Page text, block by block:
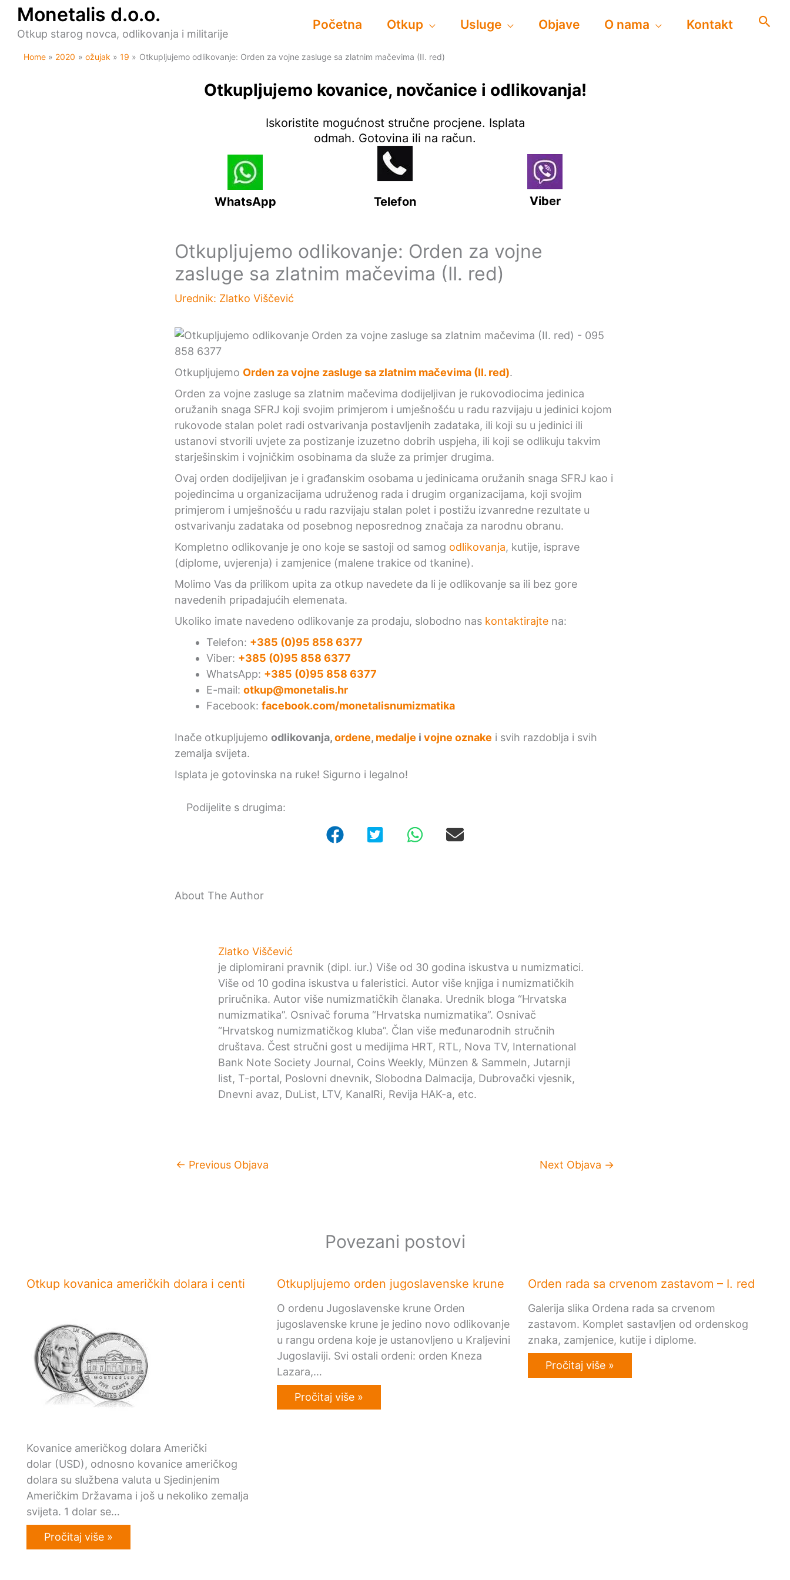
content
Monetalis d.o.o.
Otkup starog novca, odlikovanja i militarije
Početna Otkup Usluge Objave O nama Kontakt
Home 2020 ožujak 19 Otkupljujemo odlikovanje: Orden za vojne zasluge sa zlatnim mačevima (II. red)
Otkupljujemo kovanice, novčanice i odlikovanja!
Iskoristite mogućnost stručne procjene. Isplata
odmah. Gotovina ili na račun.
WhatsApp Viber
Telefon
Otkupljujemo odlikovanje: Orden za vojne
zasluge sa zlatnim mačevima (II. red)
Urednik: Zlatko Viščević
Otkupljujemo Orden za vojne zasluge sa zlatnim mačevima (II. red).
Orden za vojne zasluge sa zlatnim mačevima dodijeljivan je rukovodiocima jedinica
oružanih snaga SFRJ koji svojim primjerom i umješnošću u radu razvijaju u jedinici kojom
rukovode stalan polet radi ostvarivanja postavljenih zadataka, ili koji su u jedinici ili
ustanovi stvorili uvjete za postizanje izuzetno dobrih uspjeha, ili koji se odlikuju takvim
starješinskim i vojničkim osobinama da služe za primjer drugima.
Ovaj orden dodijeljivan je i građanskim osobama u jedinicama oružanih snaga SFRJ kao i
pojedincima u organizacijama udruženog rada i drugim organizacijama, koji svojim
primjerom i umješnošću u radu razvijaju stalan polet i postižu izvanredne rezultate u
ostvarivanju zadataka od posebnog neposrednog značaja za narodnu obranu.
Kompletno odlikovanje je ono koje se sastoji od samog odlikovanja, kutije, isprave
(diplome, uvjerenja) i zamjenice (malene trakice od tkanine).
Molimo Vas da prilikom upita za otkup navedete da li je odlikovanje sa ili bez gore
navedenih pripadajućih elemenata.
Ukoliko imate navedeno odlikovanje za prodaju, slobodno nas kontaktirajte na:
Telefon: +385 (0)95 858 6377
Viber: +385 (0)95 858 6377
WhatsApp: +385 (0)95 858 6377
E-mail: otkup@monetalis.hr
Facebook: facebook.com/monetalisnumizmatika
Inače otkupljujemo odlikovanja,ordene, medalje i vojne oznake i svih razdoblja i svih
zemalja svijeta.
Isplata je gotovinska na ruke! Sigurno i legalno!
Podijelite s drugima:
About The Author
Zlatko Viščević
je diplomirani pravnik (dipl. iur.) Više od 30 godina iskustva u numizmatici.
Više od 10 godina iskustva u faleristici. Autor više knjiga i numizmatičkih
priručnika. Autor više numizmatičkih članaka. Urednik bloga “Hrvatska
numizmatika”. Osnivač foruma “Hrvatska numizmatika”. Osnivač
“Hrvatskog numizmatičkog kluba”. Član više međunarodnih stručnih
društava. Čest stručni gost u medijima HRT, RTL, Nova TV, International
Bank Note Society Journal, Coins Weekly, Münzen & Sammeln, Jutarnji
list, T-portal, Poslovni dnevnik, Slobodna Dalmacija, Dubrovački vjesnik,
Dnevni avaz, DuList, LTV, KanalRi, Revija HAK-a, etc.
← Previous Objava Next Objava →
Povezani postovi
Otkup kovanica američkih dolara i centi
Kovanice američkog dolara Američki
dolar (USD), odnosno kovanice američkog
dolara su službena valuta u Sjedinjenim
Američkim Državama i još u nekoliko zemalja
svijeta. 1 dolar se…
Pročitaj više »
Otkupljujemo orden jugoslavenske krune
O ordenu Jugoslavenske krune Orden
jugoslavenske krune je jedino novo odlikovanje
u rangu ordena koje je ustanovljeno u Kraljevini
Jugoslaviji. Svi ostali ordeni: orden Kneza
Lazara,…
Pročitaj više »
Orden rada sa crvenom zastavom – I. red
Galerija slika Ordena rada sa crvenom
zastavom. Komplet sastavljen od ordenskog
znaka, zamjenice, kutije i diplome.
Pročitaj više »